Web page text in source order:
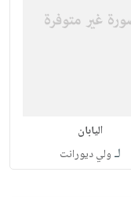
اليابان
لـ ولي ديورانت